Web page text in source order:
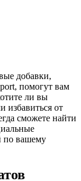
добавки,
помогут вам
ли вы
избавиться от
сможете найти
по вашему